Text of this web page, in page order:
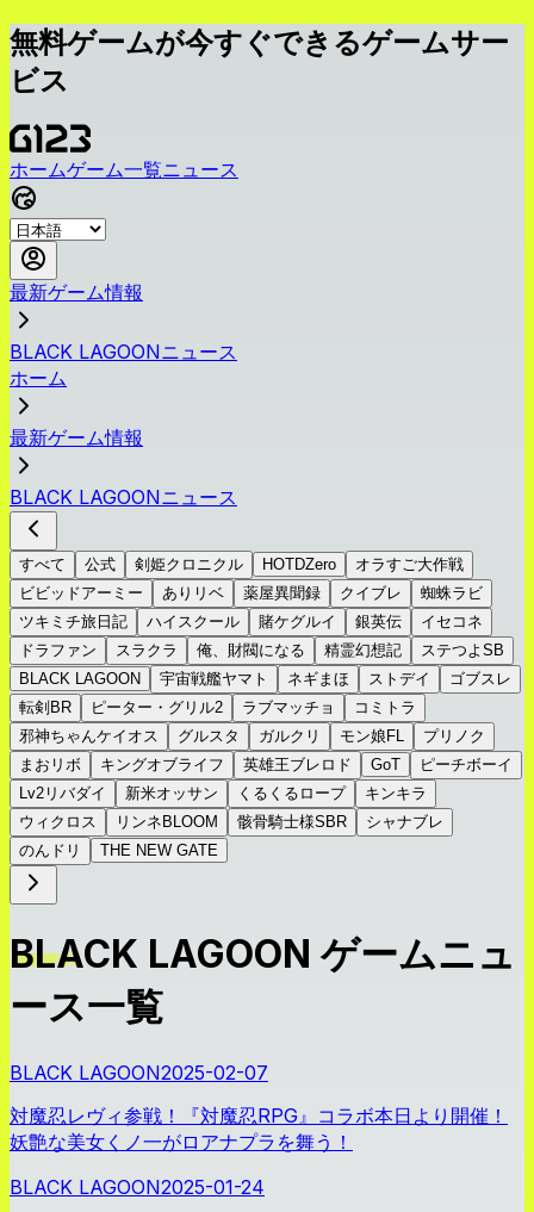
無料ゲームが今すぐできるゲームサー
ビス
ホームゲーム一覧ニュース
最新ゲーム情報
BLACK LAGOONニュース
ホーム
最新ゲーム情報
BLACK LAGOONニュース
すべて 公式 剣姫クロニクル HOTDZero
オラすご大作戦
ビビッドアーミー
ありリベ 薬屋異聞録 クイブレ
蜘蛛ラビ
ツキミチ旅日記
ハイスクール 賭ケグルイ 銀英伝
イセコネ
ドラファン
スラクラ 俺、財閥になる 精霊幻想記
ステつよSB
BLACK LAGOON
宇宙戦艦ヤマト ネギまほ ストデイ
ゴブスレ
転剣BR
ピーター・グリル2 ラブマッチョ
コミトラ
邪神ちゃんケイオス
グルスタ ガルクリ モン娘FL
プリノク
まおリボ
キングオブライフ 英雄王ブレロド GoT
ピーチボーイ
Lv2リバダイ
新米オッサン くるくるロープ
キンキラ
ウィクロス
リンネBLOOM 骸骨騎士様SBR
シャナブレ
のんドリ
THE NEW GATE
BLACK LAGOON ゲームニュ
ース一覧
BLACK LAGOON2025-02-07
対魔忍レヴィ参戦！『対魔忍RPG』コラボ本日より開催！
妖艶な美女くノ一がロアナプラを舞う！
BLACK LAGOON2025-01-24